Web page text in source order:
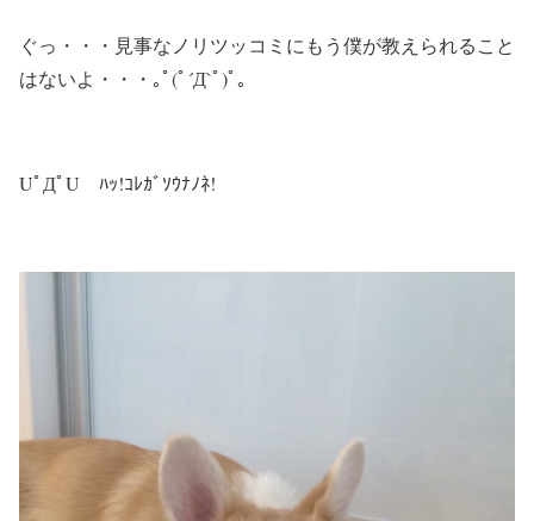
ぐっ・・・見事なノリツッコミにもう僕が教えられること
はないよ・・・｡ﾟ(ﾟ´Д`ﾟ)ﾟ｡
UﾟДﾟU ﾊｯ!ｺﾚｶﾞｿｳﾅﾉﾈ!